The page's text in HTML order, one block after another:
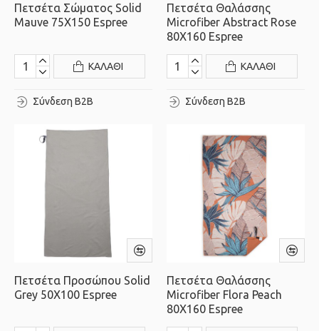
Πετσέτα Σώματος Solid
Mauve 75X150 Espree
ΚΑΛΆΘΙ
Σύνδεση B2B
Πετσέτα Θαλάσσης
Microfiber Abstract Rose
80X160 Espree
ΚΑΛΆΘΙ
Σύνδεση B2B
Πετσέτα Προσώπου Solid
Grey 50X100 Espree
Πετσέτα Θαλάσσης
Microfiber Flora Peach
80X160 Espree